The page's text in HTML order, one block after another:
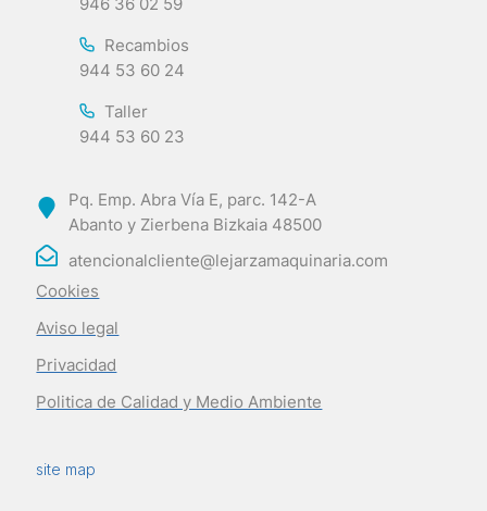
Recambios
944 53 60 24
Taller
944 53 60 23
Pq. Emp. Abra Vía E, parc. 142-A
Abanto y Zierbena Bizkaia 48500
atencionalcliente@lejarzamaquinaria.com
Cookies
Aviso legal
Privacidad
Politica de Calidad y Medio Ambiente
site map